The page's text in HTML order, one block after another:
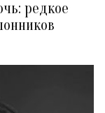
редкое